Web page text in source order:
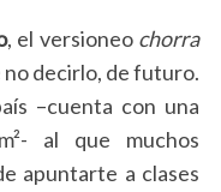
, el versioneo chorra
no decirlo, de futuro.
–cuenta con una
al que muchos
apuntarte a clases